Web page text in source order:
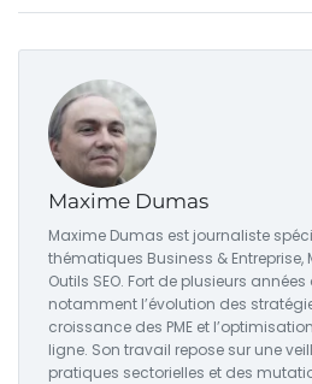
Maxime Dumas
Maxime Dumas est journaliste
thématiques Business &
Outils SEO. Fort de plusieurs
notamment l’évolution des
croissance des PME et
ligne. Son travail repose sur une
pratiques sectorielles et des